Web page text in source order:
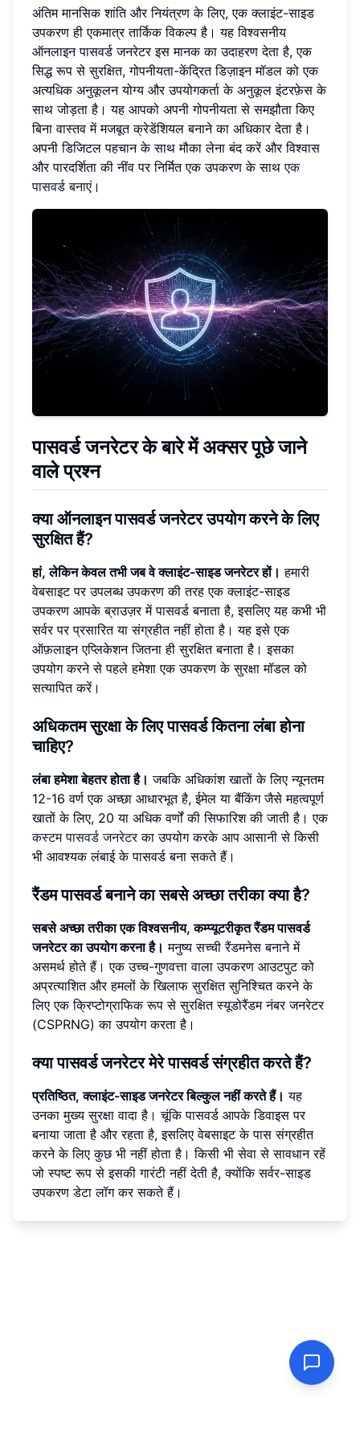
अंतिम मानसिक शांति और नियंत्रण के लिए, एक क्लाइंट-साइड
उपकरण ही एकमात्र तार्किक विकल्प है। यह विश्वसनीय
ऑनलाइन पासवर्ड जनरेटर इस मानक का उदाहरण देता है, एक
सिद्ध रूप से सुरक्षित, गोपनीयता-केंद्रित डिज़ाइन मॉडल को एक
अत्यधिक अनुकूलन योग्य और उपयोगकर्ता के अनुकूल इंटरफ़ेस के
साथ जोड़ता है। यह आपको अपनी गोपनीयता से समझौता किए
बिना वास्तव में मजबूत क्रेडेंशियल बनाने का अधिकार देता है।
अपनी डिजिटल पहचान के साथ मौका लेना बंद करें और विश्वास
और पारदर्शिता की नींव पर निर्मित एक उपकरण के साथएक
पासवर्ड बनाएं।
पासवर्ड जनरेटर के बारे में अक्सर पूछे जाने
वाले प्रश्न
क्या ऑनलाइन पासवर्ड जनरेटर उपयोग करने के लिए
सुरक्षित हैं?
हां, लेकिन केवल तभी जब वे क्लाइंट-साइड जनरेटर हों। हमारी
वेबसाइट पर उपलब्ध उपकरण की तरह एक क्लाइंट-साइड
उपकरण आपके ब्राउज़र में पासवर्ड बनाता है, इसलिए यह कभी भी
सर्वर पर प्रसारित या संग्रहीत नहीं होता है। यह इसे एक
ऑफ़लाइन एप्लिकेशन जितना ही सुरक्षित बनाता है। इसका
उपयोग करने से पहले हमेशा एक उपकरण के सुरक्षा मॉडल को
सत्यापित करें।
अधिकतम सुरक्षा के लिए पासवर्ड कितना लंबा होना
चाहिए?
लंबा हमेशा बेहतर होता है। जबकि अधिकांश खातों के लिए न्यूनतम
12-16 वर्ण एक अच्छा आधारभूत है, ईमेल या बैंकिंग जैसे महत्वपूर्ण
खातों के लिए, 20 या अधिक वर्णों की सिफारिश की जाती है। एक
कस्टम पासवर्ड जनरेटरका उपयोग करके आप आसानी से किसी
भी आवश्यक लंबाई के पासवर्ड बना सकते हैं।
रैंडम पासवर्ड बनाने का सबसे अच्छा तरीका क्या है?
सबसे अच्छा तरीका एक विश्वसनीय, कम्प्यूटरीकृत रैंडम पासवर्ड
जनरेटर का उपयोग करना है। मनुष्य सच्ची रैंडमनेस बनाने में
असमर्थ होते हैं। एक उच्च-गुणवत्ता वाला उपकरण आउटपुट को
अप्रत्याशित और हमलों के खिलाफ सुरक्षित सुनिश्चित करने के
लिए एक क्रिप्टोग्राफिक रूप से सुरक्षित स्यूडोरैंडम नंबर जनरेटर
(CSPRNG) का उपयोग करता है।
क्या पासवर्ड जनरेटर मेरे पासवर्ड संग्रहीत करते हैं?
प्रतिष्ठित, क्लाइंट-साइड जनरेटर बिल्कुल नहीं करते हैं। यह
उनका मुख्य सुरक्षा वादा है। चूंकि पासवर्ड आपके डिवाइस पर
बनाया जाता है और रहता है, इसलिए वेबसाइट के पास संग्रहीत
करने के लिए कुछ भी नहीं होता है। किसी भी सेवा से सावधान रहें
जो स्पष्ट रूप से इसकी गारंटी नहीं देती है, क्योंकि सर्वर-साइड
उपकरण डेटा लॉग कर सकते हैं।